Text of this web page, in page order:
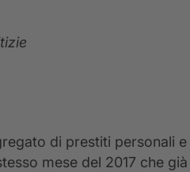
di prestiti personali e
mese del 2017 che già